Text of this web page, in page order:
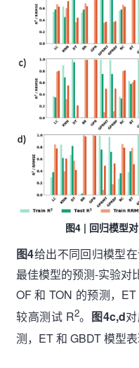
图4 | 回归模型
图4给出不同回归模型
最佳模型的预测-实验对
OF 和 TON 的预测，
较高测试 R2。 图4c,d
测，ET 和 GBDT 模型